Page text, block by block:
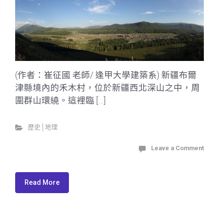
(作者：崔征國 老師/ 逢甲大學建築系) 新疆布爾
津縣境內的禾木村，位於新疆西北深山之中，周
圍群山環繞。這裡臨 […]
歷史│地理
Leave a Comment
Read More